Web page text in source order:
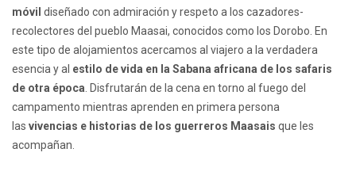
móvil diseñado con admiración y respeto a los cazadores-
recolectores del pueblo Maasai, conocidos como los Dorobo. En
este tipo de alojamientos acercamos al viajero a la verdadera
esencia y al estilo de vida en la Sabana africana de los safaris
de otra época . Disfrutarán de la cena en torno al fuego del
campamento mientras aprenden en primera persona
las vivencias e historias de los guerreros Maasais que les
acompañan.